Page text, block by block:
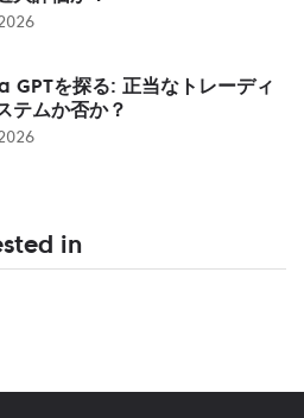
GPTを探る: 正当なトレーディ
テムか否か？
in